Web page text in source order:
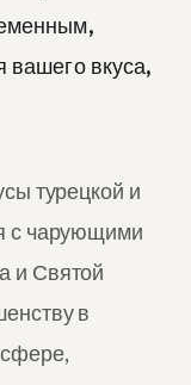
вашего вкуса,
турецкой и
с чарующими
и Святой
в